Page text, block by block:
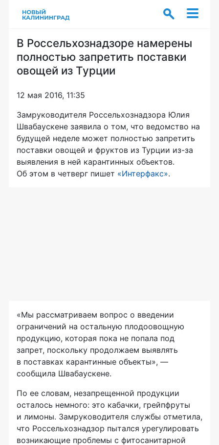
В Россельхознадзоре намерены
полностью запретить поставки
овощей из Турции
12 мая 2016, 11:35
Замруководителя Россельхознадзора Юлия
Швабаускене заявила о том, что ведомство на
будущей неделе может полностью запретить
поставки овощей и фруктов из Турции из-за
выявления в ней карантинных объектов.
Об этом в четверг пишет «Интерфакс».
«Мы рассматриваем вопрос о введении
ограничений на остальную плодоовощную
продукцию, которая пока не попала под
запрет, поскольку продолжаем выявлять
в поставках карантинные объекты», —
сообщила Швабаускене.
По ее словам, незапрещенной продукции
осталось немного: это кабачки, грейпфруты
и лимоны. Замруководителя службы отметила,
что Россельхознадзор пытался урегулировать
возникающие проблемы с фитосанитарной